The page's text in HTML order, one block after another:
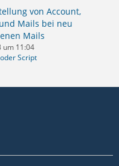
von Account,
Mails bei neu
Mails
um 11:04
Script